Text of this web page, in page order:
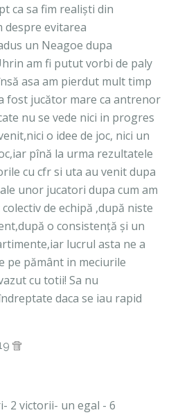
ca sa fim realiști din
despre evitarea
un Neagoe dupa
am fi putut vorbi de paly
asa am pierdut mult timp
fost jucător mare ca antrenor
nu se vede nici in progres
o idee de joc, nici un
pînă la urma rezultatele
cu cfr si uta au venit dupa
unor jucatori dupa cum am
de echipă ,după niste
o consistență și un
lucrul asta ne a
pe pământ in meciurile
cu totii! Sa nu
daca se iau rapid
2 victorii- un egal - 6